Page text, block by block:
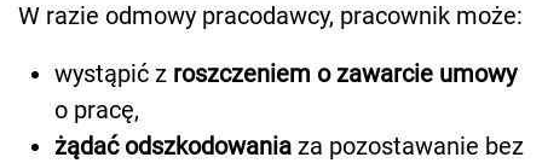
W razie odmowy pracodawcy, pracownik może:
wystąpić z roszczeniem o zawarcie umowy
o pracę,
żądać odszkodowania za pozostawanie bez